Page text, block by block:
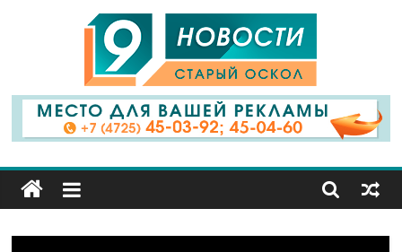
9
Канал
Старый